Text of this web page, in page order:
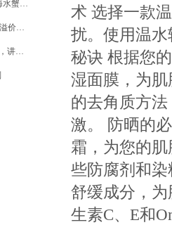
2024年7月15日全国主要批发市场海水蟹价格行情
8月16日贵广转债下跌0.78%，转股溢价率9.44%
有人说能不能拍一部研究生校园剧，讲讲研究生的校园美好生活，有个评仑笑
术 选择一款
扰。使用温
秘诀 根据您
湿面膜，为
的去角质方
激。 防晒的
霜，为您的
些防腐剂和
舒缓成分，
生素C、E和